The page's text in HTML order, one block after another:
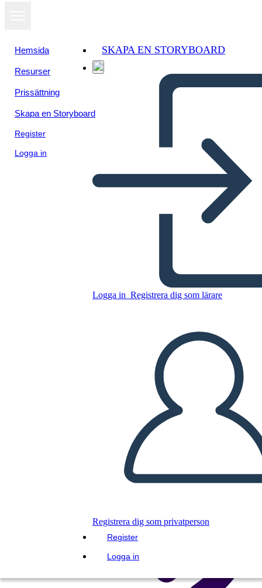
Hemsida
Resurser
Prissättning
Skapa en Storyboard
Register
Logga in
SKAPA EN STORYBOARD
Logga in Registrera dig som lärare
Registrera dig som privatperson
Register
Logga in
SPELA UPP BILDSPEL
LÄS FÖR MIG
Visa som
bildspel